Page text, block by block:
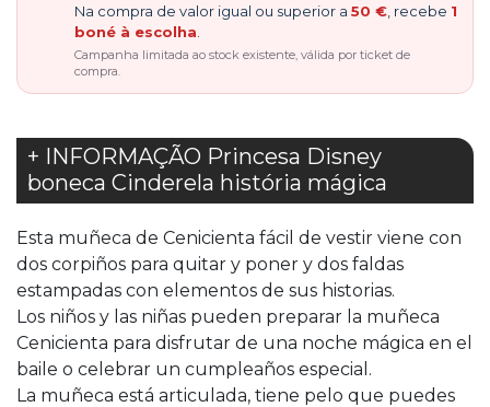
Na compra de valor igual ou superior a 50 € , recebe 1
boné à escolha
Campanha limitada ao stock existente, válida por ticket de
compra.
+ INFORMAÇÃO Princesa Disney
boneca Cinderela história mágica
Esta muñeca de Cenicienta fácil de vestir viene con
dos corpiños para quitar y poner y dos faldas
estampadas con elementos de sus historias.
Los niños y las niñas pueden preparar la muñeca
Cenicienta para disfrutar de una noche mágica en el
baile o celebrar un cumpleaños especial.
La muñeca está articulada, tiene pelo que puedes